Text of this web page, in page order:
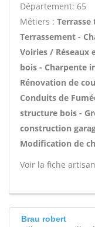
Département: 65
Métiers :
Terrassement -
Voiries / Réseaux
bois - Charpente
Rénovation de
Conduits de
structure bois -
construction
Modification de
Voir la fiche
Brau robert